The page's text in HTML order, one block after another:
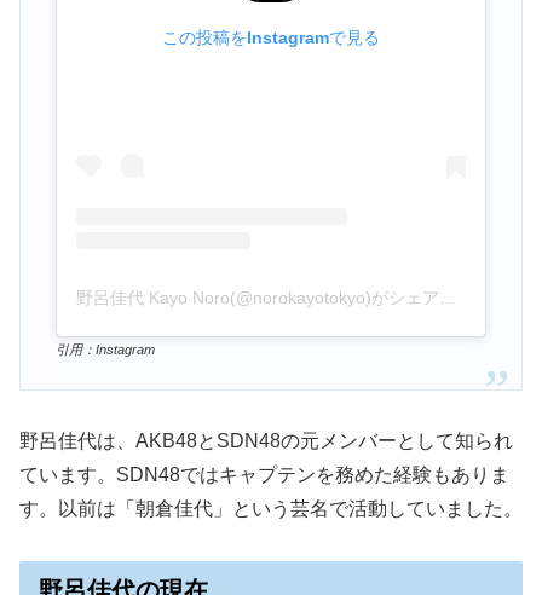
この投稿をInstagramで見る
引用：Instagram
野呂佳代は、AKB48とSDN48の元メンバーとして知られ
ています。SDN48ではキャプテンを務めた経験もありま
す。以前は「朝倉佳代」という芸名で活動していました 。